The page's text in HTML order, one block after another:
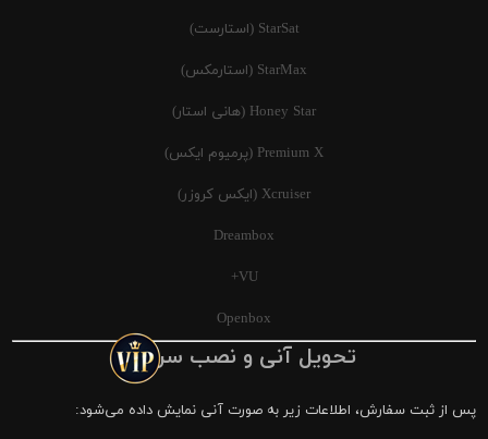
StarSat (استارست)
StarMax (استارمکس)
Honey Star (هانی استار)
Premium X (پرمیوم ایکس)
Xcruiser (ایکس کروزر)
Dreambox
VU+
Openbox
تحویل آنی و نصب سریع
پس از ثبت سفارش، اطلاعات زیر به صورت آنی نمایش داده می‌شود: